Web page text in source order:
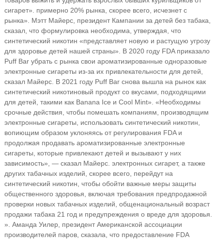
сигарет». примерно 20% рынка, скорее всего, исчезнет с
рынка». Мэтт Майерс, президент Кампании за детей без табака,
сказал, что формулировка необходима, утверждая, что
синтетический никотин «представляет новую и растущую угрозу
для здоровье детей нашей страны». В 2020 году FDA приказало
Puff Bar убрать с рынка свои ароматизированные одноразовые
электронные сигареты из-за их привлекательности для детей,
сказал Майерс. В 2021 году Puff Bar снова вышла на рынок как
синтетический никотиновый продукт со вкусами, подходящими
для детей, такими как Banana Ice и Cool Mint». «Необходимы
срочные действия, чтобы помешать компаниям, производящим
электронные сигареты, использовать синтетический никотин,
вопиющим образом уклоняясь от регулирования FDA и
продолжая продавать ароматизированные электронные
сигареты, которые привлекают детей и вызывают у них
зависимость», — сказал Майерс. электронных сигарет, а также
других табачных изделий, скорее всего, перейдут на
синтетический никотин, чтобы обойти важные меры защиты
общественного здоровья, включая требования предпродажной
проверки новых табачных изделий, общенациональный возраст
продажи табака 21 год и предупреждения о вреде для здоровья.
». Аманда Уилер, президент Американской ассоциации
производителей паров, сказала, что предоставление FDA